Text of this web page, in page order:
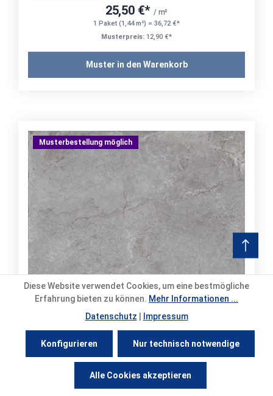
25,50 €* / m²
1 Paket (1,44 m²) = 36,72 €*
Musterpreis: 12,90 €*
Muster in den Warenkorb
Musterbestellung möglich
Castelvetro Evolution Grey Matt - 100x100 cm
R10 A + B + C | 8.5 mm
Bestellware Versand: 10-14 Werktage
Werkzeugleiste anzeigen
Diese Website verwendet Cookies, um eine bestmögliche
Erfahrung bieten zu können. Mehr Informationen ...
Datenschutz
Impressum
Nur technisch notwendige
Konfigurieren
Alle Cookies akzeptieren